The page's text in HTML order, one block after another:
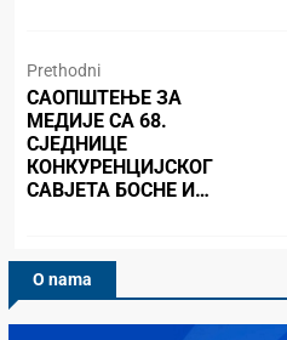
Prethodni
САОПШТЕЊЕ ЗА
МЕДИЈЕ СА 68.
СЈЕДНИЦЕ
КОНКУРЕНЦИЈСКОГ
САВЈЕТА БОСНЕ И…
O nama